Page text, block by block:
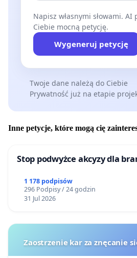
Napisz własnymi słowami.
Ciebie mocną petycję.
Wygeneruj petycję
Twoje dane należą do Ciebie
Prywatność już na etapie
Inne petycje, które mogą cię
Stop podwyżce akcyzy dla
1 178 podpisów
296 Podpisy / 24 godzin
31 Jul 2026
Zaostrzenie kar za znęcanie